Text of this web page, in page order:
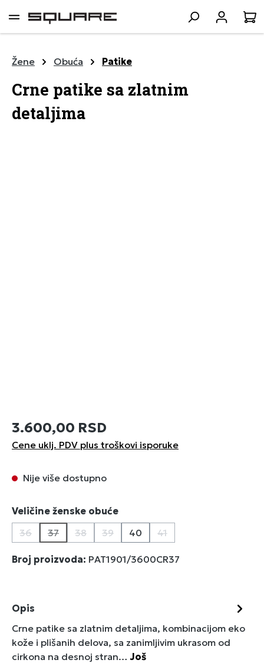
sadržaj
Žene Obuća Patike
Crne patike sa zlatnim
detaljima
3.600,00 RSD
Cene uklj. PDV plus troškovi isporuke
Nije više dostupno
Izaberi
Veličine ženske obuće
36
(Ova opcija trenutno nije dostupna.)
37
(Ova opcija trenutno nije dostupna.)
38
(Ova opcija trenutno nije dostupna.)
39
(Ova opcija trenutno nije dostupna.)
40 41
(Ova opcija trenutno
Broj proizvoda: PAT1901/3600CR37
Opis
Crne patike sa zlatnim detaljima, kombinacijom eko
kože i plišanih delova, sa zanimljivim ukrasom od
cirkona na desnoj stran…Još